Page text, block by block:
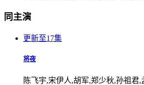
同主演
更新至17集
将夜
陈飞宇,宋伊人,胡军,郑少秋,孙祖